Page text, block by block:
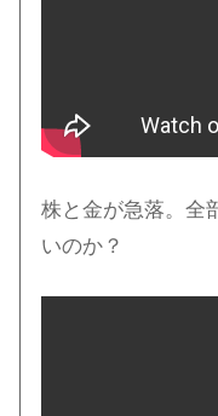
株と金が急落。全
いのか？